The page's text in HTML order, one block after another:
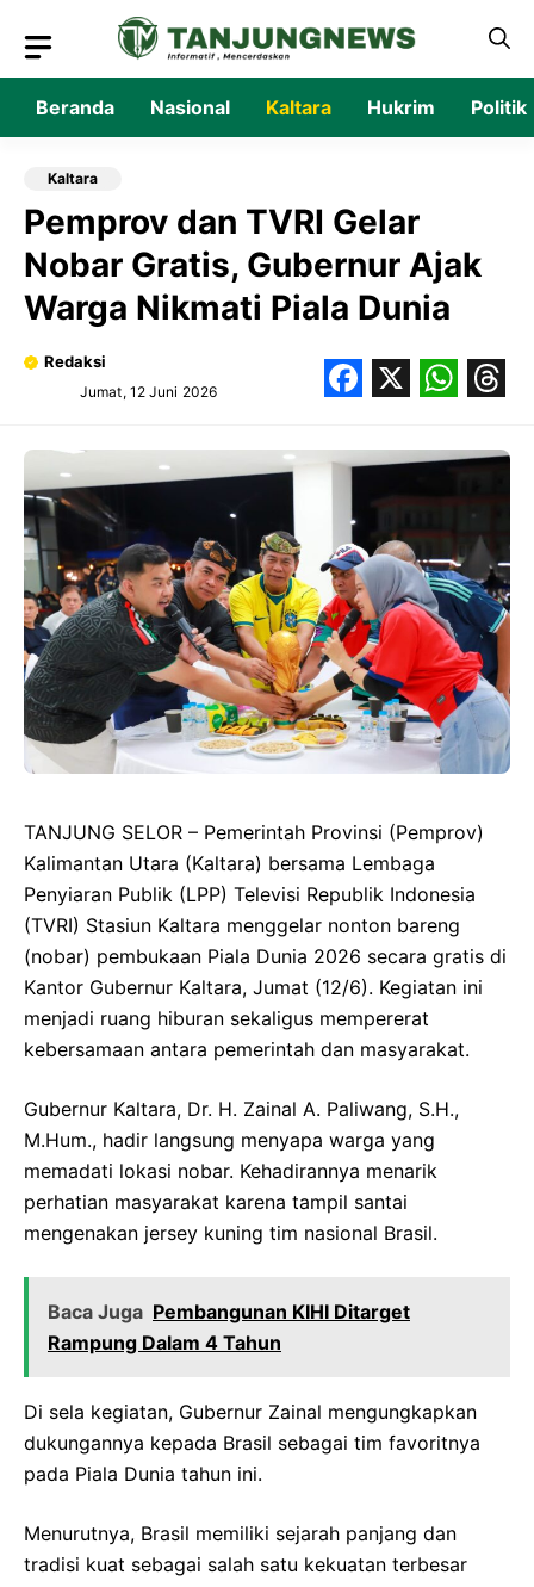
isi
Beranda Nasional Kaltara Hukrim Politik
Kaltara
Pemprov dan TVRI Gelar
Nobar Gratis, Gubernur Ajak
Warga Nikmati Piala Dunia
Redaksi
Jumat, 12 Juni 2026
TANJUNG SELOR – Pemerintah Provinsi (Pemprov)
Kalimantan Utara (Kaltara) bersama Lembaga
Penyiaran Publik (LPP) Televisi Republik Indonesia
(TVRI) Stasiun Kaltara menggelar nonton bareng
(nobar) pembukaan Piala Dunia 2026 secara gratis di
Kantor Gubernur Kaltara, Jumat (12/6). Kegiatan ini
menjadi ruang hiburan sekaligus mempererat
kebersamaan antara pemerintah dan masyarakat.
Gubernur Kaltara, Dr. H. Zainal A. Paliwang, S.H.,
M.Hum., hadir langsung menyapa warga yang
memadati lokasi nobar. Kehadirannya menarik
perhatian masyarakat karena tampil santai
mengenakan jersey kuning tim nasional Brasil.
Baca Juga Pembangunan KIHI Ditarget
Rampung Dalam 4 Tahun
Di sela kegiatan, Gubernur Zainal mengungkapkan
dukungannya kepada Brasil sebagai tim favoritnya
pada Piala Dunia tahun ini.
Menurutnya, Brasil memiliki sejarah panjang dan
tradisi kuat sebagai salah satu kekuatan terbesar